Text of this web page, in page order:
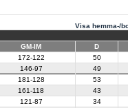
Visa hemma-/
GM-IM D
172-122 50
146-97 49
181-128 53
161-118 43
121-87 34